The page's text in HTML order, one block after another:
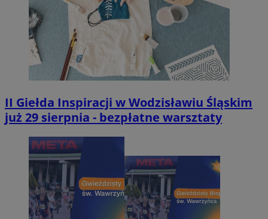
II Giełda Inspiracji w Wodzisławiu Śląskim
już 29 sierpnia - bezpłatne warsztaty